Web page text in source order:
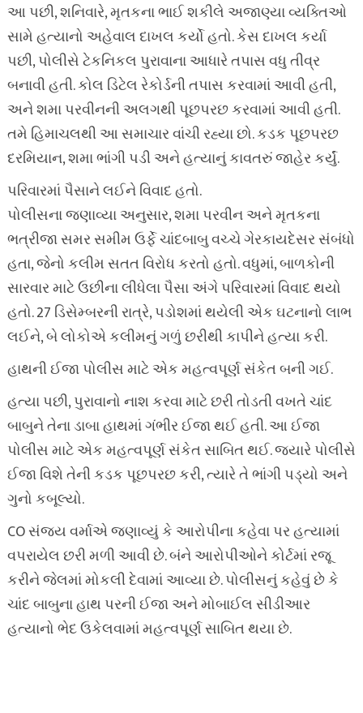
આ પછી, શનિવારે, મૃતકના ભાઈ શકીલે અજાણ્યા વ્યક્તિઓ
સામે હત્યાનો અહેવાલ દાખલ કર્યો હતો. કેસ દાખલ કર્યા
પછી, પોલીસે ટેકનિકલ પુરાવાના આધારે તપાસ વધુ તીવ્ર
બનાવી હતી. કોલ ડિટેલ રેકોર્ડની તપાસ કરવામાં આવી હતી,
અને શમા પરવીનની અલગથી પૂછપરછ કરવામાં આવી હતી.
તમે હિમાચલથી આ સમાચાર વાંચી રહ્યા છો. કડક પૂછપરછ
દરમિયાન, શમા ભાંગી પડી અને હત્યાનું કાવતરું જાહેર કર્યું.
પરિવારમાં પૈસાને લઈને વિવાદ હતો.
પોલીસના જણાવ્યા અનુસાર, શમા પરવીન અને મૃતકના
ભત્રીજા સમર સમીમ ઉર્ફે ચાંદબાબુ વચ્ચે ગેરકાયદેસર સંબંધો
હતા, જેનો કલીમ સતત વિરોધ કરતો હતો. વધુમાં, બાળકોની
સારવાર માટે ઉછીના લીધેલા પૈસા અંગે પરિવારમાં વિવાદ થયો
હતો. 27 ડિસેમ્બરની રાત્રે, પડોશમાં થયેલી એક ઘટનાનો લાભ
લઈને, બે લોકોએ કલીમનું ગળું છરીથી કાપીને હત્યા કરી.
હાથની ઈજા પોલીસ માટે એક મહત્વપૂર્ણ સંકેત બની ગઈ.
હત્યા પછી, પુરાવાનો નાશ કરવા માટે છરી તોડતી વખતે ચાંદ
બાબુને તેના ડાબા હાથમાં ગંભીર ઈજા થઈ હતી. આ ઈજા
પોલીસ માટે એક મહત્વપૂર્ણ સંકેત સાબિત થઈ. જ્યારે પોલીસે
ઈજા વિશે તેની કડક પૂછપરછ કરી, ત્યારે તે ભાંગી પડ્યો અને
ગુનો કબૂલ્યો.
CO સંજય વર્માએ જણાવ્યું કે આરોપીના કહેવા પર હત્યામાં
વપરાયેલ છરી મળી આવી છે. બંને આરોપીઓને કોર્ટમાં રજૂ
કરીને જેલમાં મોકલી દેવામાં આવ્યા છે. પોલીસનું કહેવું છે કે
ચાંદ બાબુના હાથ પરની ઈજા અને મોબાઈલ સીડીઆર
હત્યાનો ભેદ ઉકેલવામાં મહત્વપૂર્ણ સાબિત થયા છે.